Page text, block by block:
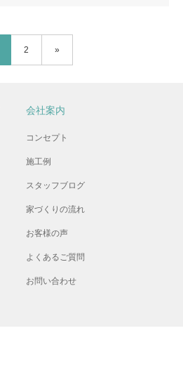
2 »
会社案内
コンセプト
施工例
スタッフブログ
家づくりの流れ
お客様の声
よくあるご質問
お問い合わせ